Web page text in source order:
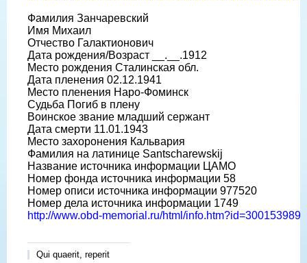
Фамилия Занчаревский
Имя Михаил
Отчество Галактионович
Дата рождения/Возраст __.__.1912
Место рождения Сталинская обл.
Дата пленения 02.12.1941
Место пленения Наро-Фоминск
Судьба Погиб в плену
Воинское звание младший сержант
Дата смерти 11.01.1943
Место захоронения Кальвария
Фамилия на латинице Santscharewskij
Название источника информации ЦАМО
Номер фонда источника информации 58
Номер описи источника информации 977520
Номер дела источника информации 1749
http://www.obd-memorial.ru/html/info.htm?id=300153989
Qui quaerit, reperit